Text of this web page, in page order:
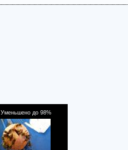
Уменьшено до 98%